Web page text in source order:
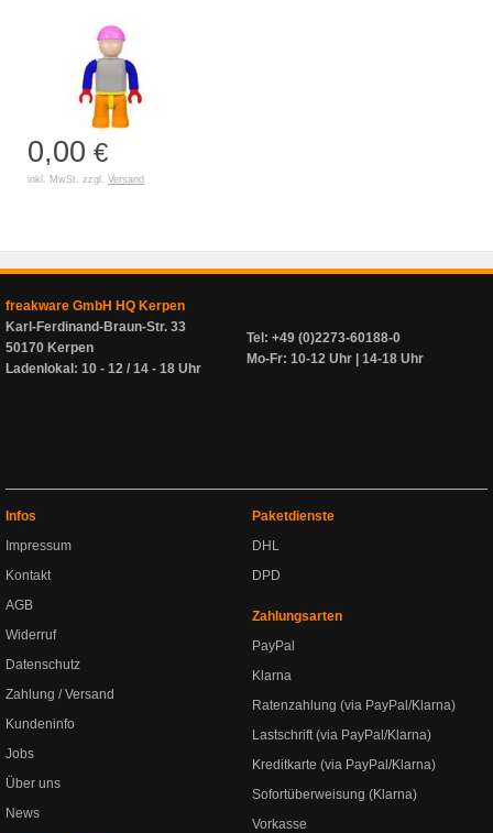
0,00 €
inkl. MwSt. zzgl. Versand
freakware GmbH HQ Kerpen
Karl-Ferdinand-Braun-Str. 33
50170 Kerpen
Ladenlokal: 10 - 12 / 14 - 18 Uhr
Tel: +49 (0)2273-60188-0
Mo-Fr: 10-12 Uhr | 14-18 Uhr
Infos
Impressum
Kontakt
AGB
Widerruf
Datenschutz
Zahlung / Versand
Kundeninfo
Jobs
Über uns
News
Paketdienste
DHL
DPD
Zahlungsarten
PayPal
Klarna
Ratenzahlung (via PayPal/Klarna)
Lastschrift (via PayPal/Klarna)
Kreditkarte (via PayPal/Klarna)
Sofortüberweisung (Klarna)
Vorkasse